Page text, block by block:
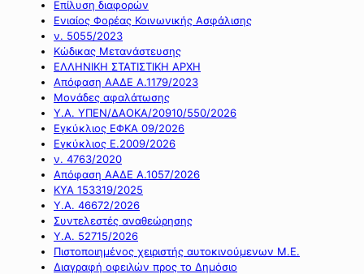
Επίλυση διαφορών
Ενιαίος Φορέας Κοινωνικής Ασφάλισης
ν. 5055/2023
Κώδικας Μετανάστευσης
ΕΛΛΗΝΙΚΗ ΣΤΑΤΙΣΤΙΚΗ ΑΡΧΗ
Απόφαση ΑΑΔΕ Α.1179/2023
Μονάδες αφαλάτωσης
Υ.Α. ΥΠΕΝ/ΔΑΟΚΑ/20910/550/2026
Εγκύκλιος ΕΦΚΑ 09/2026
Εγκύκλιος Ε.2009/2026
ν. 4763/2020
Απόφαση ΑΑΔΕ Α.1057/2026
ΚΥΑ 153319/2025
Υ.Α. 46672/2026
Συντελεστές αναθεώρησης
Υ.Α. 52715/2026
Πιστοποιημένος χειριστής αυτοκινούμενων Μ.Ε.
Διαγραφή οφειλών προς το Δημόσιο